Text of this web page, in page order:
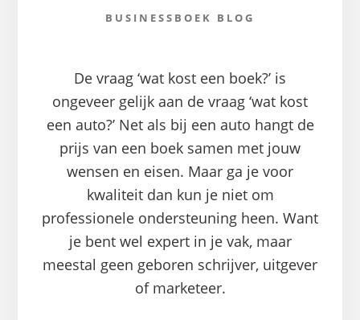
BUSINESSBOEK BLOG
De vraag ‘wat kost een boek?’ is
ongeveer gelijk aan de vraag ‘wat kost
een auto?’ Net als bij een auto hangt de
prijs van een boek samen met jouw
wensen en eisen. Maar ga je voor
kwaliteit dan kun je niet om
professionele ondersteuning heen. Want
je bent wel expert in je vak, maar
meestal geen geboren schrijver, uitgever
of marketeer.